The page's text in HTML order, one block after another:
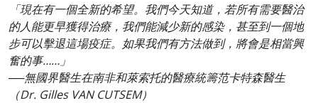
「現在有一個全新的希望。我們今天知道，若所有需要醫治
的人能更早獲得治療，我們能減少新的感染，甚至到一個地
步可以擊退這場疫症。如果我們有方法做到，將會是相當興
奮的事……」
──無國界醫生在南非和萊索托的醫療統籌范卡特森醫生
（Dr. Gilles VAN CUTSEM）